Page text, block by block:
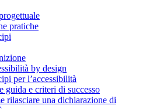
pratiche
by design
per l’accessibilità
guida e criteri di successo
rilasciare una dichiarazione di